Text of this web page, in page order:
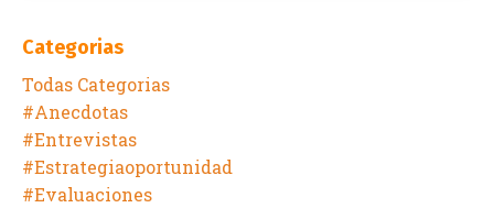
Categorias
Todas Categorias
#anecdotas
#entrevistas
#estrategiaoportunidad
#evaluaciones